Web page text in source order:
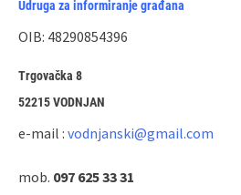
Udruga za informiranje građana
OIB: 48290854396
Trgovačka 8
52215 VODNJAN
e-mail : vodnjanski@gmail.com
mob. 097 625 33 31